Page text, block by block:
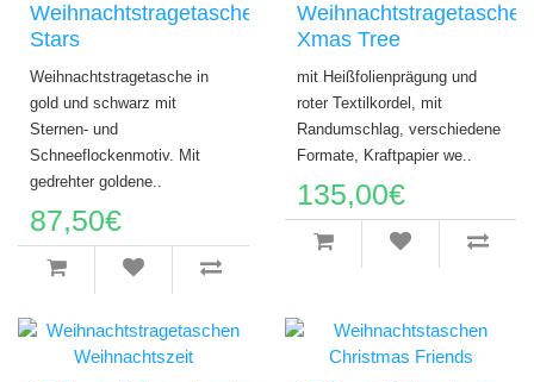
Weihnachtstragetaschen
Stars
Weihnachtstragetasche in
gold und schwarz mit
Sternen- und
Schneeflockenmotiv. Mit
gedrehter goldene..
87,50€
Weihnachtstragetaschen
Xmas Tree
mit Heißfolienprägung und
roter Textilkordel, mit
Randumschlag, verschiedene
Formate, Kraftpapier we..
135,00€